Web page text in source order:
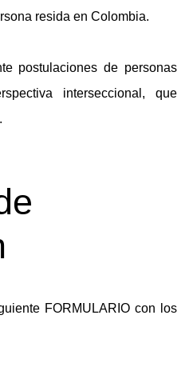
resida en Colombia.
postulaciones de personas
interseccional, que
FORMULARIO con los